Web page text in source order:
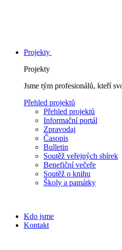
Projekty
Projekty
Jsme tým profesionálů, kteří
Přehled projektů
Přehled projektů
Informační portál
Zpravodaj
Časopis
Bulletin
Soutěž veřejných sbírek
Benefiční večeře
Soutěž o knihu
Školy a památky
Kdo jsme
Kontakt